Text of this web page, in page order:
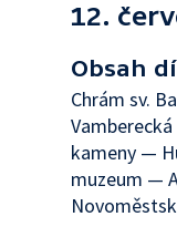
12.
Obsah
Chrám sv.
kameny —
muzeum —